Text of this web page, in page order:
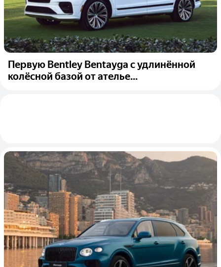
Первую Bentley Bentayga с удлинённой
колёсной базой от ателье...